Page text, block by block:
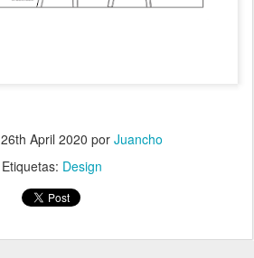
26th April 2020 por Juancho
Etiquetas: Design